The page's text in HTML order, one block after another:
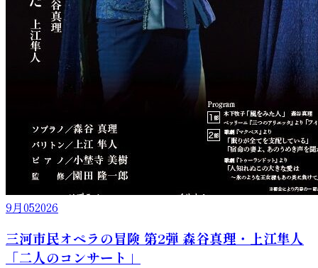
9月052026
三河市民オペラの冒険 第2弾 森谷真理・上江隼人
「二人のコンサート」